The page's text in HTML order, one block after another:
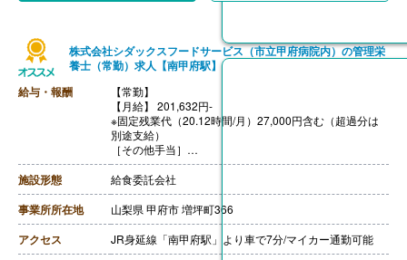
株式会社シダックスフードサービス（市立甲府病院内）の管理栄
養士（常勤）求人【南甲府駅】
給与・報酬
【常勤】
【月給】 201,632円-
※固定残業代（20.12時間/月）27,000円含む（超過分は
別途支給）
［その他手当］
・時間外勤務手当
・休日勤務手当
・深夜勤務手当（22:00-翌05:00）
・休業手当
【賞与】年2回
【通勤手当】あり（上限なし）※片道2Km以上
【昇給】あり（年1回）
施設形態 給食委託会社
事業所所在地 山梨県 甲府市 増坪町366
アクセス JR身延線「南甲府駅」より車で7分/マイカー通勤可能